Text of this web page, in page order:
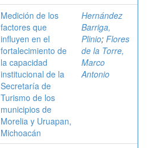
Medición de los
factores que
influyen en el
fortalecimiento de
la capacidad
institucional de la
Secretaría de
Turismo de los
municipios de
Morelia y Uruapan,
Michoacán
Hernández
Barriga,
Plinio; Flores
de la Torre,
Marco
Antonio